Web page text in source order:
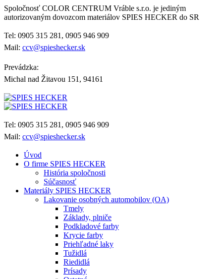
Spoločnosť COLOR CENTRUM Vráble s.r.o. je jediným
autorizovaným dovozcom materiálov SPIES HECKER do SR
Tel: 0905 315 281, 0905 946 909
Mail: ccv@spieshecker.sk
Prevádzka:
Michal nad Žitavou 151, 94161
Tel: 0905 315 281, 0905 946 909
Mail: ccv@spieshecker.sk
Úvod
O firme SPIES HECKER
História spoločnosti
Súčasnosť
Materiály SPIES HECKER
Lakovanie osobných automobilov (OA)
Tmely
Základy, plniče
Podkladové farby
Krycie farby
Priehľadné laky
Tužidlá
Riedidlá
Prísady